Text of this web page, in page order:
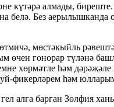
күтәрә алмады,
Без аерылышканда
мөстәкыйль
өчен гонорар түләнә
хөрмәтле һәм
фикерләрем һәм
алга барган Зөлфия